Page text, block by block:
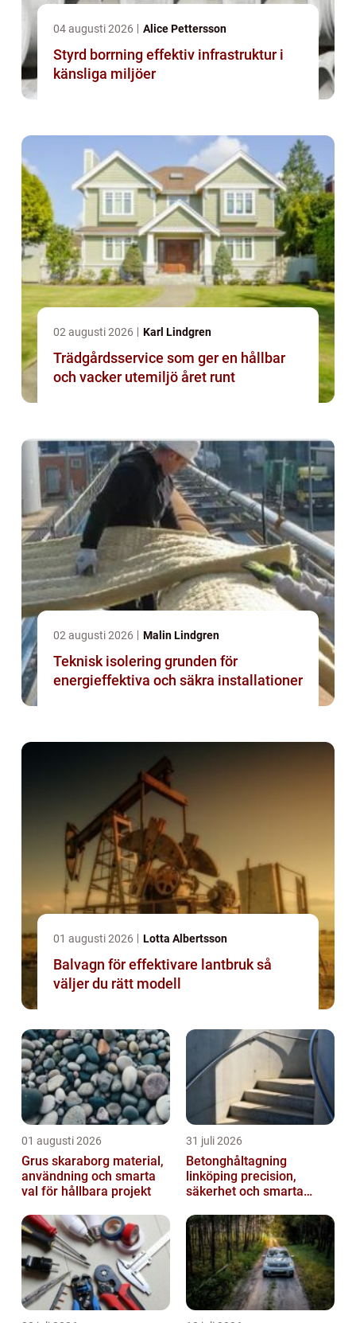
04 augusti 2026 Alice Pettersson
Styrd borrning effektiv infrastruktur i
känsliga miljöer
02 augusti 2026 Karl Lindgren
Trädgårdsservice som ger en hållbar
och vacker utemiljö året runt
02 augusti 2026 Malin Lindgren
Teknisk isolering grunden för
energieffektiva och säkra installationer
01 augusti 2026 Lotta Albertsson
Balvagn för effektivare lantbruk så
väljer du rätt modell
01 augusti 2026
Grus skaraborg material,
användning och smarta
val för hållbara projekt
31 juli 2026
Betonghåltagning
linköping precision,
säkerhet och smarta